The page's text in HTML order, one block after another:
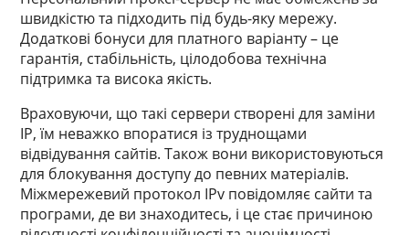
швидкістю та підходить під будь-яку мережу.
Додаткові бонуси для платного варіанту – це
гарантія, стабільність, цілодобова технічна
підтримка та висока якість.
Враховуючи, що такі сервери створені для заміни
IP, їм неважко впоратися із труднощами
відвідування сайтів. Також вони використовуються
для блокування доступу до певних матеріалів.
Міжмережевий протокол IPv повідомляє сайти та
програми, де ви знаходитесь, і це стає причиною